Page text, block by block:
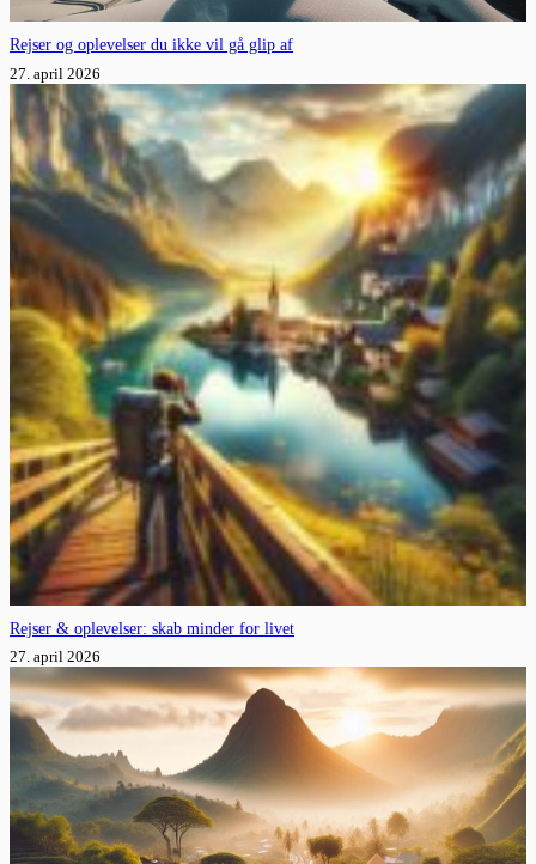
Rejser og oplevelser du ikke vil gå glip af
27. april 2026
Rejser & oplevelser: skab minder for livet
27. april 2026